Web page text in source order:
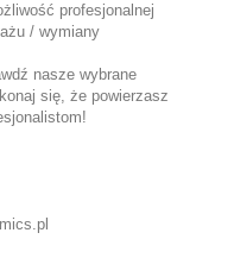
profesjonalnej
/ wymiany
nasze wybrane
się, że powierzasz